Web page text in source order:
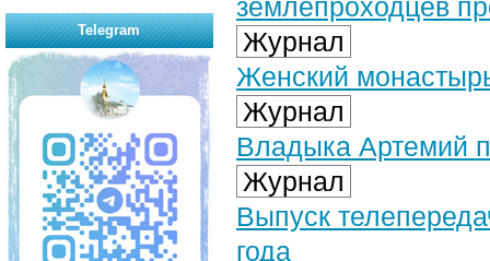
землепроходцев
Журнал
Женский
Журнал
Владыка Артемий
Журнал
Выпуск
года
Telegram